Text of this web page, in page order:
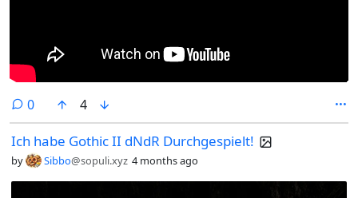
0comments
4
Ich habe Gothic II dNdR Durchgespielt!
by Sibbo@sopuli.xyz 4 months ago